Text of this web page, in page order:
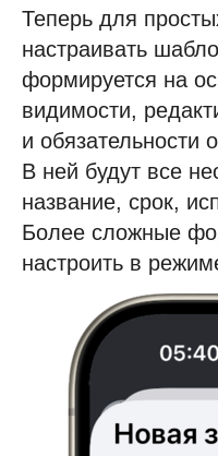
Теперь для
настраивать
формируется на
видимости,
и обязательности
В ней будут все
название, срок,
Более сложные
настроить в